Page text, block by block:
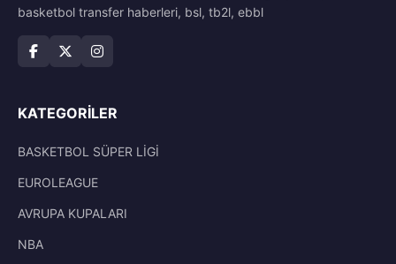
basketbol transfer haberleri, bsl, tb2l, ebbl
KATEGORILER
BASKETBOL SÜPER LİGİ
EUROLEAGUE
AVRUPA KUPALARI
NBA